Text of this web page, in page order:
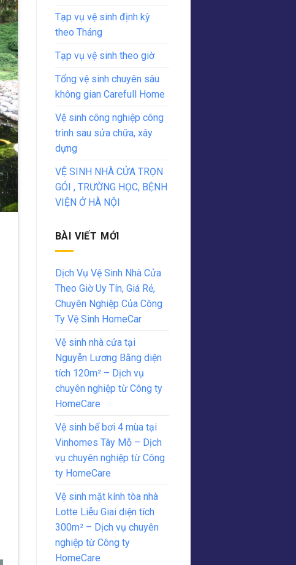
Tạp vụ vệ sinh định kỳ
theo Tháng
Tạp vụ vệ sinh theo giờ
Tổng vệ sinh chuyên sâu
không gian Carefull Home
Vệ sinh công nghiệp công
trình sau sửa chữa, xây
dựng
VỆ SINH NHÀ CỬA TRỌN
GÓI , TRƯỜNG HỌC, BỆNH
VIỆN Ở HÀ NỘI
BÀI VIẾT MỚI
Dịch Vụ Vệ Sinh Nhà Cửa
Theo Giờ Uy Tín, Giá Rẻ,
Chuyên Nghiệp Của Công
Ty Vệ Sinh HomeCar
Vệ sinh nhà cửa tại
Nguyễn Lương Bằng diện
tích 120m² – Dịch vụ
chuyên nghiệp từ Công ty
HomeCare
Vệ sinh bể bơi 4 mùa tại
Vinhomes Tây Mỗ – Dịch
vụ chuyên nghiệp từ Công
ty HomeCare
Vệ sinh mặt kính tòa nhà
Lotte Liễu Giai diện tích
300m² – Dịch vụ chuyên
nghiệp từ Công ty
HomeCare